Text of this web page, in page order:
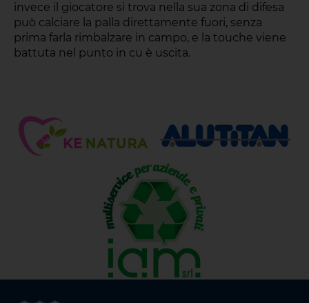
invece il giocatore si trova nella sua zona di difesa
può calciare la palla direttamente fuori, senza
prima farla rimbalzare in campo, e la touche viene
battuta nel punto in cu è uscita.